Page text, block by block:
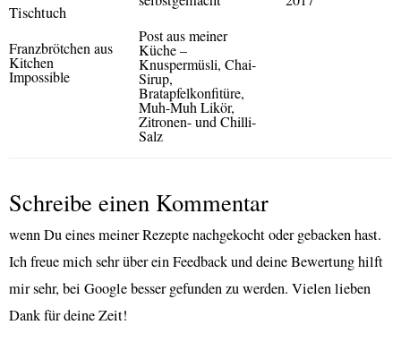
Franzbrötchen aus
Kitchen
Impossible
Post aus meiner
Küche –
Knuspermüsli, Chai-
Sirup,
Bratapfelkonfitüre,
Muh-Muh Likör,
Zitronen- und Chilli-
Salz
Schreibe einen Kommentar
wenn Du eines meiner Rezepte nachgekocht oder gebacken hast.
Ich freue mich sehr über ein Feedback und deine Bewertung hilft
mir sehr, bei Google besser gefunden zu werden. Vielen lieben
Dank für deine Zeit!